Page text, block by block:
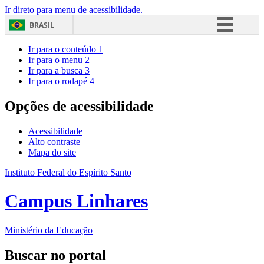
Ir direto para menu de acessibilidade.
BRASIL
Acesso à informação
Ir para o conteúdo 1
Ir para o menu 2
Ir para a busca 3
Ir para o rodapé 4
Opções de acessibilidade
Acessibilidade
Alto contraste
Mapa do site
Instituto Federal do Espírito Santo
Campus Linhares
Ministério da Educação
Buscar no portal